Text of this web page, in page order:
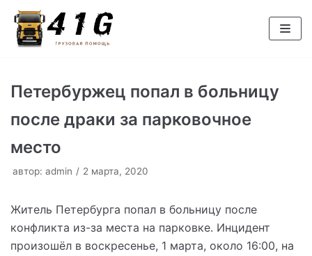
Перейти
к
Петербуржец попал в больницу
после драки за парковочное
место
автор: admin 2 марта, 2020
Житель Петербурга попал в больницу после
конфликта из-за места на парковке. Инцидент
произошёл в воскресенье, 1 марта, около 16:00, на